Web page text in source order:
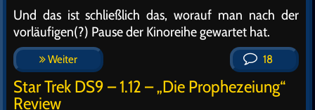
Und das ist schließlich das, worauf man nach der
vorläufigen(?) Pause der Kinoreihe gewartet hat.
Weiter 18
Star Trek DS9 – 1.12 – „Die Prophezeiung“
Review